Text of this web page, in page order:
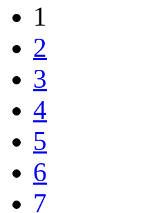
1
2
3
4
5
6
7